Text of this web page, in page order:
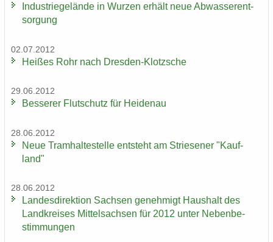
In­dus­trie­ge­län­de in Wur­zen er­hält neue Ab­was­ser­ent­
sor­gung
02.07.2012
Hei­ßes Rohr nach Dresden-​Klotzsche
29.06.2012
Bes­se­rer Flut­schutz für Hei­den­au
28.06.2012
Neue Tram­hal­te­stel­le ent­steht am Strie­se­ner "Kauf­
land"
28.06.2012
Lan­des­di­rek­ti­on Sach­sen ge­neh­migt Haus­halt des
Land­krei­ses Mit­tel­sach­sen für 2012 unter Ne­ben­be­
stim­mun­gen